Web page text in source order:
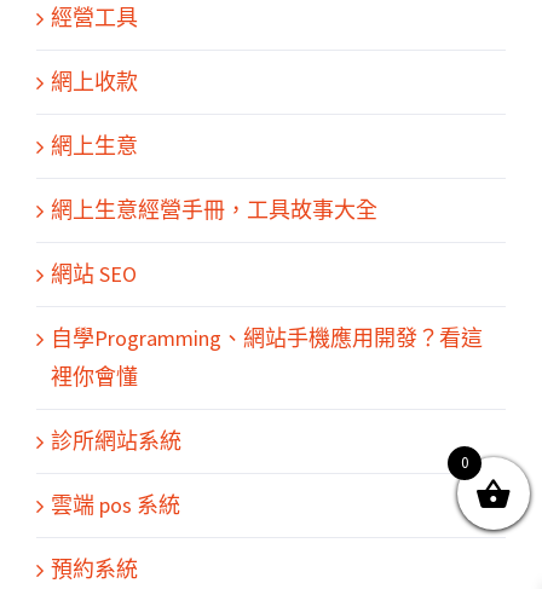
經營工具
網上收款
網上生意
網上生意經營手冊，工具故事大全
網站 SEO
自學Programming、網站手機應用開發？看這
裡你會懂
診所網站系統
雲端 pos 系統
預約系統
關於我們
2026 | All Rights Reserved by MARS tree 火星樹資訊科技
0